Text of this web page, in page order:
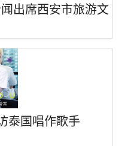
出席西安市旅游文
泰国唱作歌手